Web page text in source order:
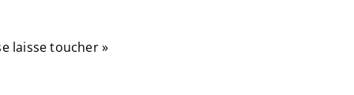
laisse toucher »